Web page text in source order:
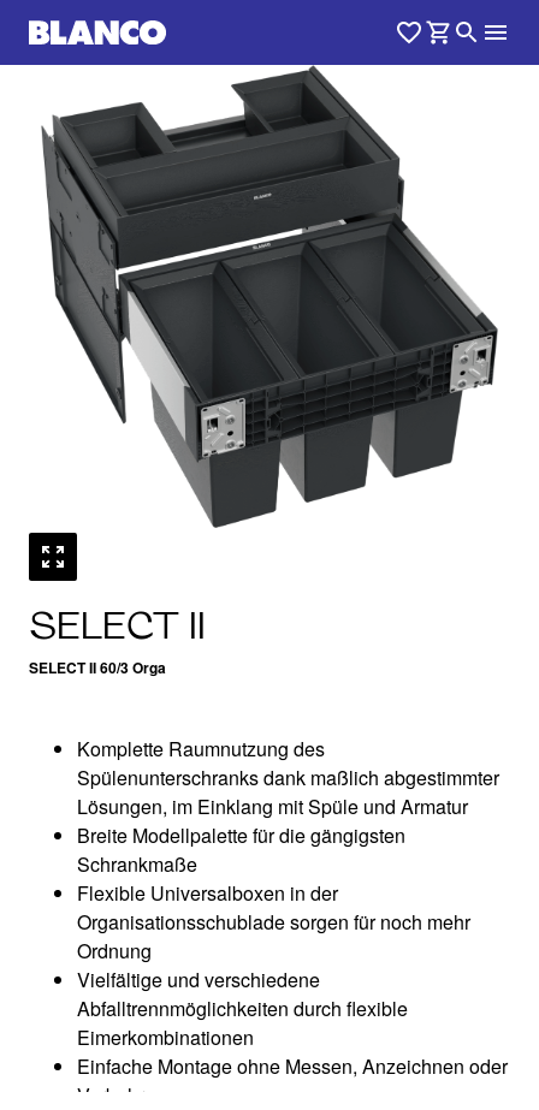
SELECT II
SELECT II 60/3 Orga
0
Komplette Raumnutzung des
Spülenunterschranks dank maßlich abgestimmter
Lösungen, im Einklang mit Spüle und Armatur
Breite Modellpalette für die gängigsten
Schrankmaße
Flexible Universalboxen in der
Organisationsschublade sorgen für noch mehr
Ordnung
Vielfältige und verschiedene
Abfalltrennmöglichkeiten durch flexible
Eimerkombinationen​
Einfache Montage ohne Messen, Anzeichnen oder
Vorbohren​